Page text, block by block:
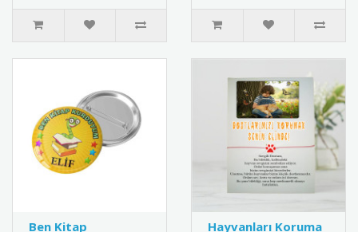
rozet..
Ben Kitap
Hayvanları Koruma